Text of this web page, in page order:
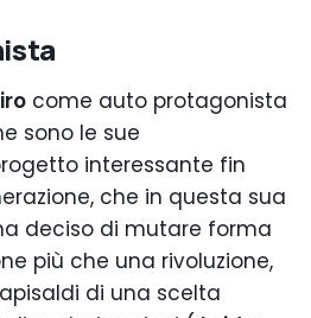
come auto protagonista
sono le sue
interessante fin
che in questa sua
deciso di mutare forma
più che una rivoluzione,
di una scelta